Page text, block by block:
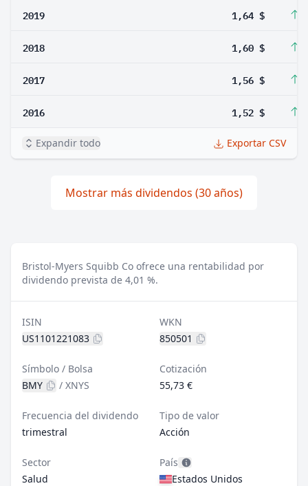
2019 1,64 $
2018 1,60 $
2017 1,56 $
2016 1,52 $
Expandir todo Exportar CSV
Mostrar más dividendos (30 años)
Bristol-Myers Squibb Co ofrece una rentabilidad por
dividendo prevista de 4,01 %.
ISIN
US1101221083
WKN
850501
Símbolo / Bolsa
BMY
/ XNYS
Cotización
55,73 €
Frecuencia del dividendo
trimestral
Tipo de valor
Acción
Sector
Salud
País
Estados Unidos